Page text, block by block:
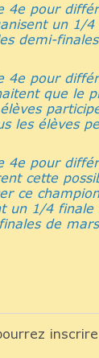
pour
un 1/
demi-
pour
que le
élèves
pour
cette
ce
un 1/4
de